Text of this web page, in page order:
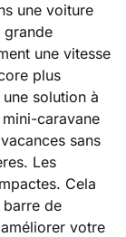
une voiture
grande
une vitesse
plus
solution à
caravane
sans
Les
Cela
barre de
votre